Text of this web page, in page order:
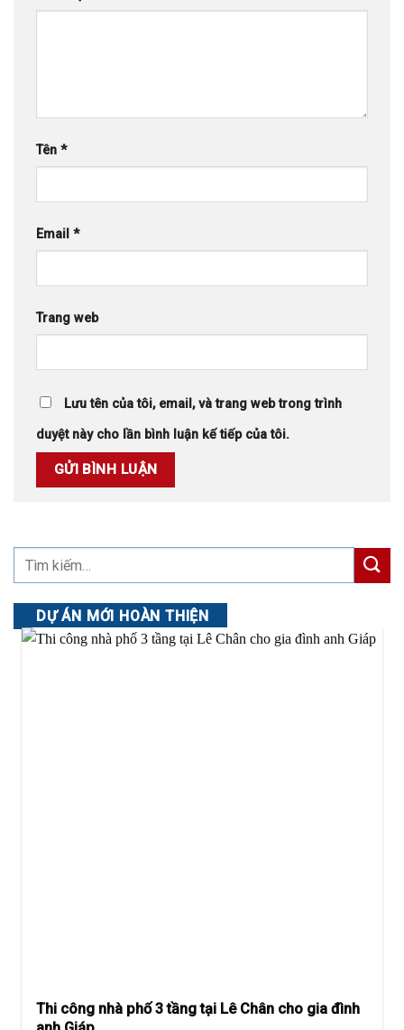
Tên *
Email *
Trang web
Lưu tên của tôi, email, và trang web trong trình
duyệt này cho lần bình luận kế tiếp của tôi.
DỰ ÁN MỚI HOÀN THIỆN
Thi công nhà phố 3 tầng tại Lê Chân cho gia đình